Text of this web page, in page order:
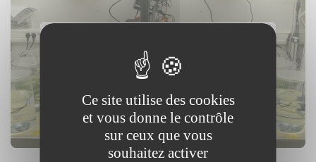
Observation sur les
Écosystèmes Aquatiques
Ce site utilise des cookies
et vous donne le contrôle
sur ceux que vous
souhaitez activer